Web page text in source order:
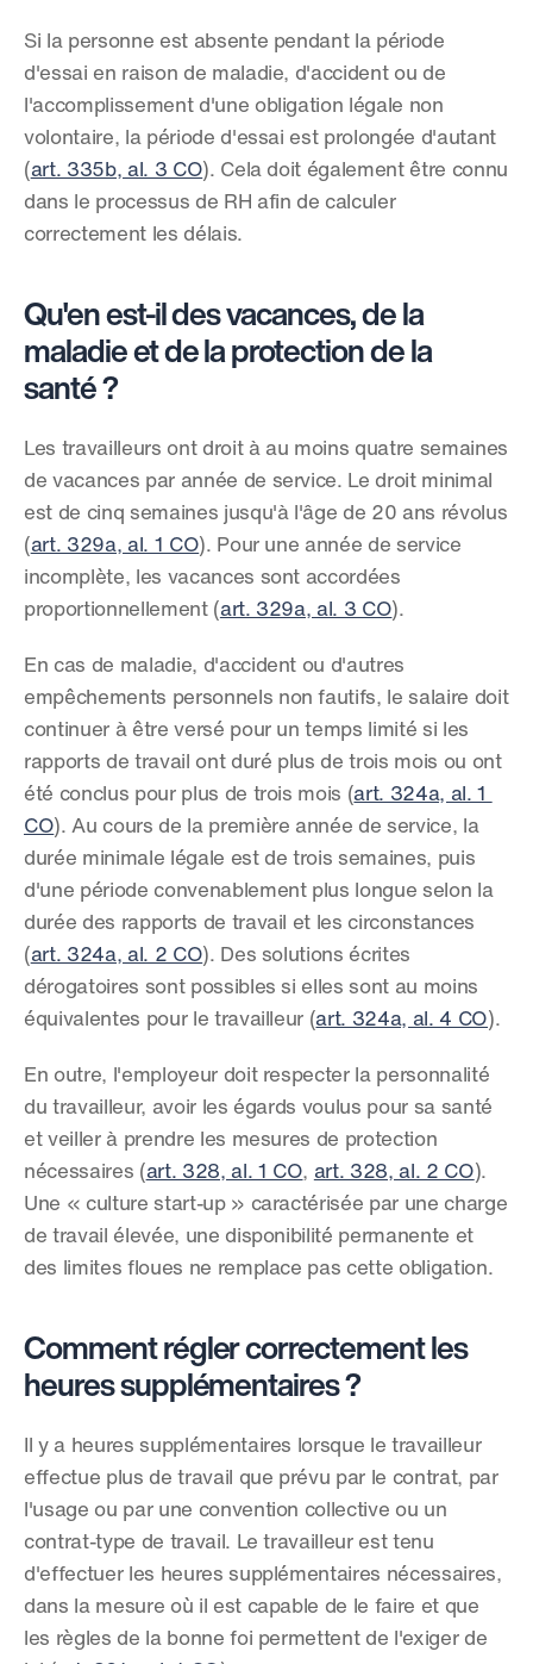
Si la personne est absente pendant la période
d'essai en raison de maladie, d'accident ou de
l'accomplissement d'une obligation légale non
volontaire, la période d'essai est prolongée d'autant
(art. 335b, al. 3 CO). Cela doit également être connu
dans le processus de RH afin de calculer
correctement les délais.
Qu'en est-il des vacances, de la
maladie et de la protection de la
santé ?
Les travailleurs ont droit à au moins quatre semaines
de vacances par année de service. Le droit minimal
est de cinq semaines jusqu'à l'âge de 20 ans révolus
(art. 329a, al. 1 CO). Pour une année de service
incomplète, les vacances sont accordées
proportionnellement (art. 329a, al. 3 CO).
En cas de maladie, d'accident ou d'autres
empêchements personnels non fautifs, le salaire doit
continuer à être versé pour un temps limité si les
rapports de travail ont duré plus de trois mois ou ont
été conclus pour plus de trois mois (art. 324a, al. 1
CO). Au cours de la première année de service, la
durée minimale légale est de trois semaines, puis
d'une période convenablement plus longue selon la
durée des rapports de travail et les circonstances
(art. 324a, al. 2 CO). Des solutions écrites
dérogatoires sont possibles si elles sont au moins
équivalentes pour le travailleur (art. 324a, al. 4 CO).
En outre, l'employeur doit respecter la personnalité
du travailleur, avoir les égards voulus pour sa santé
et veiller à prendre les mesures de protection
nécessaires (art. 328, al. 1 CO, art. 328, al. 2 CO).
Une « culture start-up » caractérisée par une charge
de travail élevée, une disponibilité permanente et
des limites floues ne remplace pas cette obligation.
Comment régler correctement les
heures supplémentaires ?
Il y a heures supplémentaires lorsque le travailleur
effectue plus de travail que prévu par le contrat, par
l'usage ou par une convention collective ou un
contrat-type de travail. Le travailleur est tenu
d'effectuer les heures supplémentaires nécessaires,
dans la mesure où il est capable de le faire et que
les règles de la bonne foi permettent de l'exiger de